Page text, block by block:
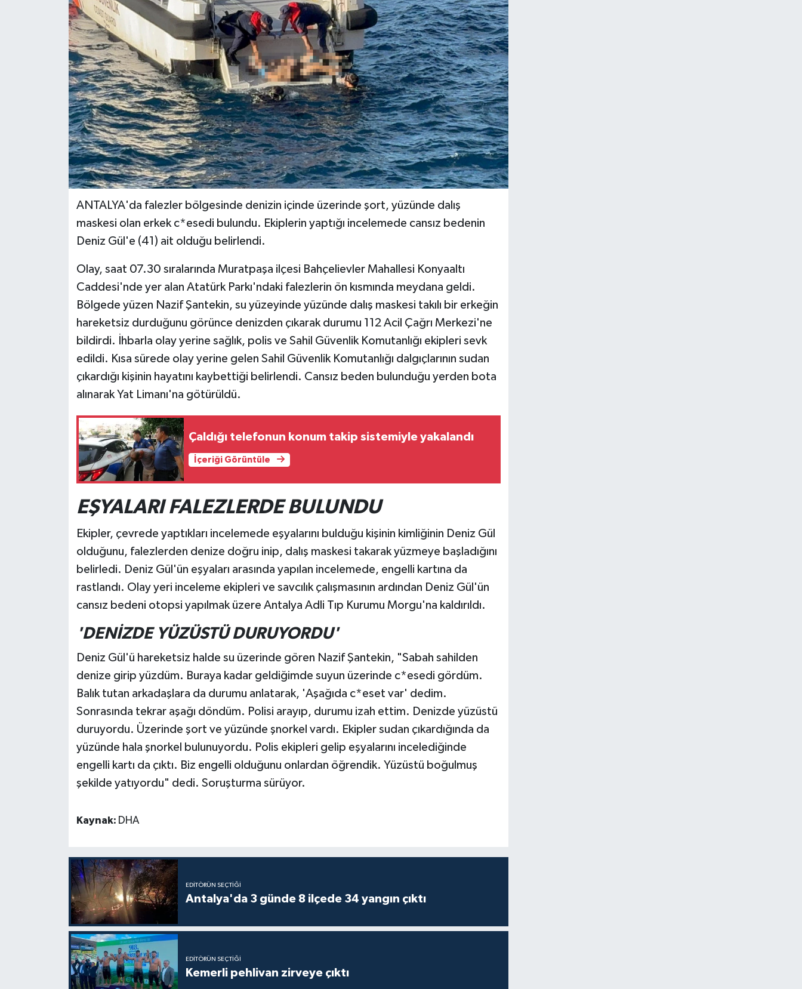
ANTALYA'da falezler bölgesinde denizin içinde üzerinde şort, yüzünde dalış
maskesi olan erkek c*esedi bulundu. Ekiplerin yaptığı incelemede cansız bedenin
Deniz Gül'e (41) ait olduğu belirlendi.
Olay, saat 07.30 sıralarında Muratpaşa ilçesi Bahçelievler Mahallesi Konyaaltı
Caddesi'nde yer alan Atatürk Parkı'ndaki falezlerin ön kısmında meydana geldi.
Bölgede yüzen Nazif Şantekin, su yüzeyinde yüzünde dalış maskesi takılı bir erkeğin
hareketsiz durduğunu görünce denizden çıkarak durumu 112 Acil Çağrı Merkezi'ne
bildirdi. İhbarla olay yerine sağlık, polis ve Sahil Güvenlik Komutanlığı ekipleri sevk
edildi. Kısa sürede olay yerine gelen Sahil Güvenlik Komutanlığı dalgıçlarının sudan
çıkardığı kişinin hayatını kaybettiği belirlendi. Cansız beden bulunduğu yerden bota
alınarak Yat Limanı'na götürüldü.
Çaldığı telefonun konum takip sistemiyle yakalandı
İçeriği Görüntüle
EŞYALARI FALEZLERDE BULUNDU
Ekipler, çevrede yaptıkları incelemede eşyalarını bulduğu kişinin kimliğinin Deniz Gül
olduğunu, falezlerden denize doğru inip, dalış maskesi takarak yüzmeye başladığını
belirledi. Deniz Gül'ün eşyaları arasında yapılan incelemede, engelli kartına da
rastlandı. Olay yeri inceleme ekipleri ve savcılık çalışmasının ardından Deniz Gül'ün
cansız bedeni otopsi yapılmak üzere Antalya Adli Tıp Kurumu Morgu'na kaldırıldı.
'DENİZDE YÜZÜSTÜ DURUYORDU'
Deniz Gül'ü hareketsiz halde su üzerinde gören Nazif Şantekin, "Sabah sahilden
denize girip yüzdüm. Buraya kadar geldiğimde suyun üzerinde c*esedi gördüm.
Balık tutan arkadaşlara da durumu anlatarak, 'Aşağıda c*eset var' dedim.
Sonrasında tekrar aşağı döndüm. Polisi arayıp, durumu izah ettim. Denizde yüzüstü
duruyordu. Üzerinde şort ve yüzünde şnorkel vardı. Ekipler sudan çıkardığında da
yüzünde hala şnorkel bulunuyordu. Polis ekipleri gelip eşyalarını incelediğinde
engelli kartı da çıktı. Biz engelli olduğunu onlardan öğrendik. Yüzüstü boğulmuş
şekilde yatıyordu" dedi. Soruşturma sürüyor.
Kaynak: DHA
EDITÖRÜN SEÇTIĞI
Antalya'da 3 günde 8 ilçede 34 yangın çıktı
EDITÖRÜN SEÇTIĞI
Kemerli pehlivan zirveye çıktı
Haberler
KANALV Spor
Kültür Sanat
Magazin
Öğle Bülteni
Sosyal medya
Televizyon